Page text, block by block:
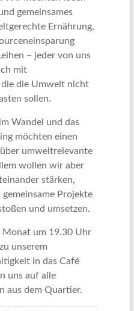
gemeinsames
Ernährung,
– jeder von uns
mit
die Umwelt nicht
sollen.
Wandel und das
möchten einen
umweltrelevante
wollen wir aber
stärken,
Projekte
und umsetzen.
Monat um 19.30 Uhr
unserem
in das Café
uns auf alle
aus dem Quartier.